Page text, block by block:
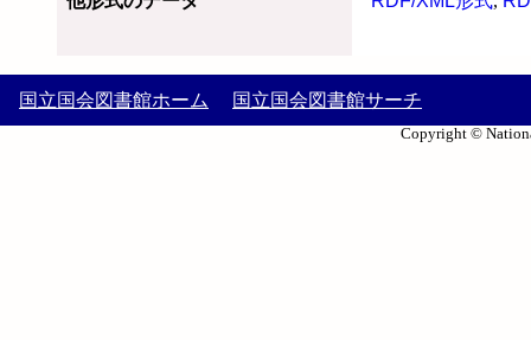
国立国会図書館ホーム 国立国会図書館サーチ
Copyright ©